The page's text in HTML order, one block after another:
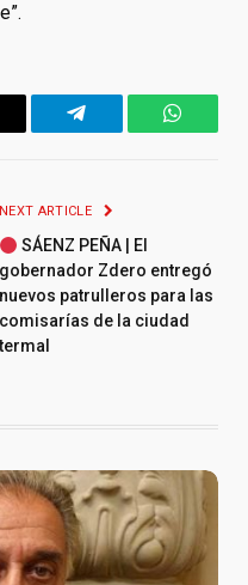
Telegram
NEXT ARTICLE
SÁENZ PEÑA | El
gobernador Zdero entregó
nuevos patrulleros para las
comisarías de la ciudad
termal